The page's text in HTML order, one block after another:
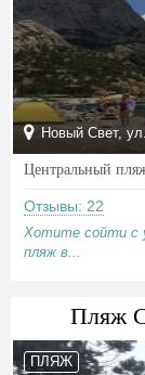
Новый Свет,
Центральный
Отзывы: 22
Хотите сойти с
пляж в...
Пляж
ПЛЯЖ